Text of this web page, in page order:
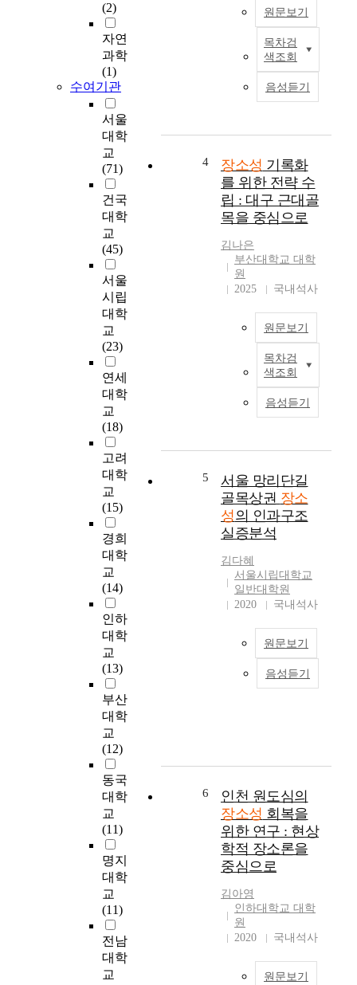
(2)
자연
과학
(1)
수여기관
서울
대학
교
(71)
건국
대학
교
(45)
서울
시립
대학
교
(23)
연세
대학
교
(18)
고려
대학
교
(15)
경희
대학
교
(14)
인하
대학
교
(13)
부산
대학
교
(12)
동국
대학
교
(11)
명지
대학
교
(11)
전남
대학
교
츠
다
이
고
원문보기
목차검
색조회
음성듣기
a
4 장소성 기록화
를 위한 전략 수
립 : 대구 근대골
목을 중심으로
김나은
부산대학교 대학
원
2025
국내석사
원문보기
목차검
색조회
음성듣기
5
서울 망리단길
골목상권 장소
성의 인과구조
실증분석
김다혜
서울시립대학교
일반대학원
2020
국내석사
원문보기
음성듣기
6
인천 원도심의
장소성 회복을
위한 연구 : 현상
학적 장소론을
중심으로
김아영
인하대학교 대학
원
2020
국내석사
원문보기